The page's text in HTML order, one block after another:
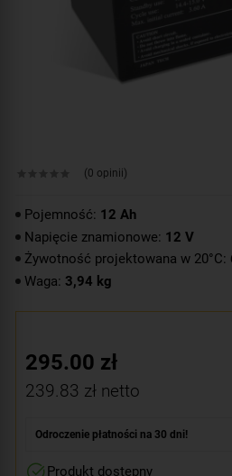
(0 opinii)
Pojemność: 12 Ah
Napięcie znamionowe: 12 V
Żywotność projektowana w 20°C:
Waga: 3,94 kg
295.00 zł
239.83 zł netto
Odroczenie płatności na 30 dni!
Produkt dostępny